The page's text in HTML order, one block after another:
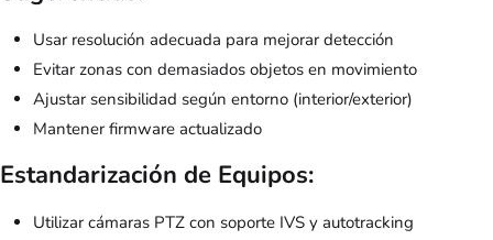
Usar resolución adecuada para mejorar detección
Evitar zonas con demasiados objetos en movimiento
Ajustar sensibilidad según entorno (interior/exterior)
Mantener firmware actualizado
Estandarización de Equipos:
Utilizar cámaras PTZ con soporte IVS y autotracking